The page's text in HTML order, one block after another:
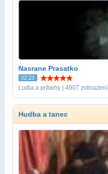
Nasrane Prasatko
02:23
Ľudia a príbehy | 4907 zobrazení
Hudba a tanec